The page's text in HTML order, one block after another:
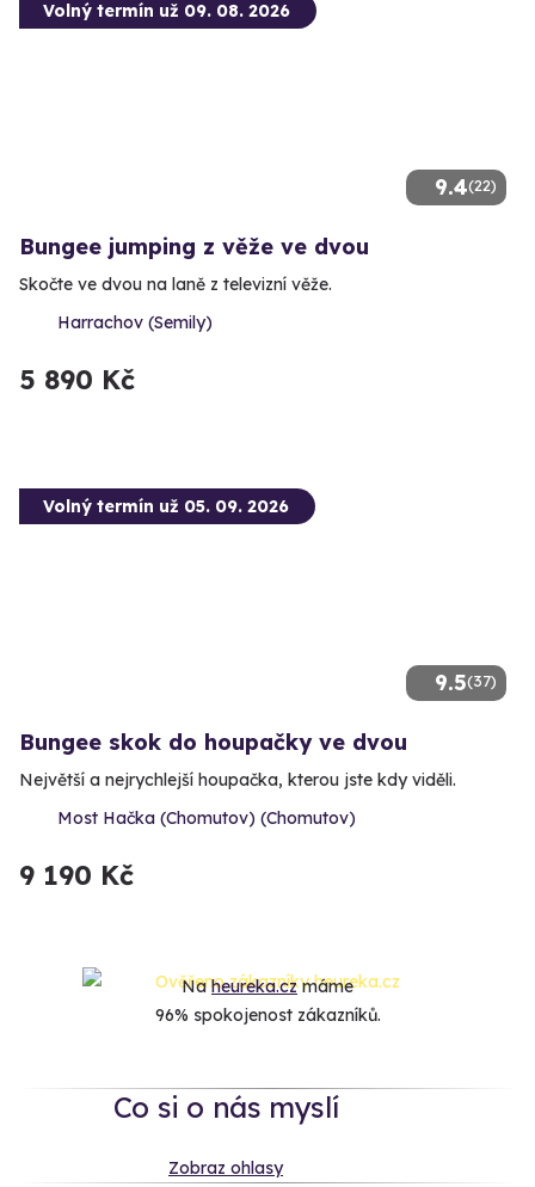
9.4(22)
Volný termín už 09. 08. 2026
Bungee jumping z věže ve dvou
Skočte ve dvou na laně z televizní věže.
Harrachov (Semily)
5 890 Kč
9.5(37)
Volný termín už 05. 09. 2026
Bungee skok do houpačky ve dvou
Největší a nejrychlejší houpačka, kterou jste kdy viděli.
Most Hačka (Chomutov) (Chomutov)
9 190 Kč
Naheureka.czmáme
96% spokojenost zákazníků.
Co si o nás myslí
Zobraz ohlasy